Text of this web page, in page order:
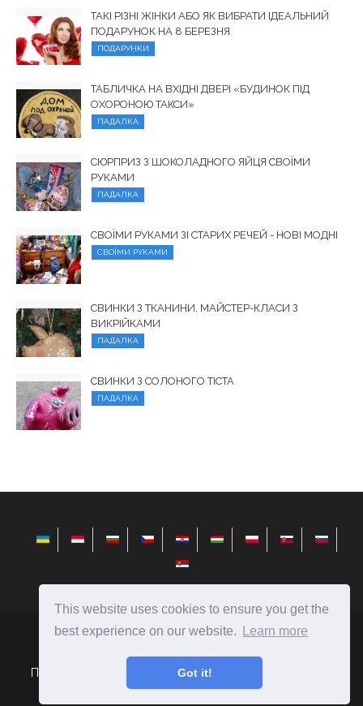
This website uses cookies to ensure you get the
best experience on our website.
Learn more
Got it!
ТАКІ РІЗНІ ЖІНКИ АБО ЯК ВИБРАТИ ІДЕАЛЬНИЙ
ПОДАРУНОК НА 8 БЕРЕЗНЯ
ПОДАРУНКИ
ТАБЛИЧКА НА ВХІДНІ ДВЕРІ «БУДИНОК ПІД
ОХОРОНОЮ ТАКСИ»
ПАДАЛКА
СЮРПРИЗ З ШОКОЛАДНОГО ЯЙЦЯ СВОЇМИ
РУКАМИ
ПАДАЛКА
СВОЇМИ РУКАМИ ЗІ СТАРИХ РЕЧЕЙ - НОВІ МОДНІ
СВОЇМИ РУКАМИ
СВИНКИ З ТКАНИНИ, МАЙСТЕР-КЛАСИ З
ВИКРІЙКАМИ
ПАДАЛКА
СВИНКИ З СОЛОНОГО ТІСТА
ПАДАЛКА
2026
Поради щодо вибору подарунків і створення їх своїми
руками.